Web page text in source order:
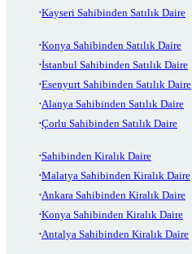
Kayseri Sahibinden Satılık Daire
Konya Sahibinden Satılık Daire
İstanbul Sahibinden Satılık Daire
Esenyurt Sahibinden Satılık Daire
Alanya Sahibinden Satılık Daire
Çorlu Sahibinden Satılık Daire
Sahibinden Kiralık Daire
Malatya Sahibinden Kiralık Daire
Ankara Sahibinden Kiralık Daire
Konya Sahibinden Kiralık Daire
Antalya Sahibinden Kiralık Daire